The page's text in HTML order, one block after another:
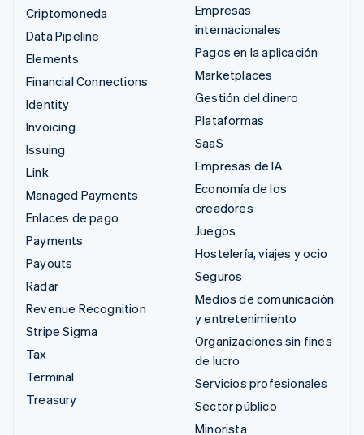
Criptomoneda
Data Pipeline
Elements
Financial Connections
Identity
Invoicing
Issuing
Link
Managed Payments
Enlaces de pago
Payments
Payouts
Radar
Revenue Recognition
Stripe Sigma
Tax
Terminal
Treasury
Empresas
internacionales
Pagos en la aplicación
Marketplaces
Gestión del dinero
Plataformas
SaaS
Empresas de IA
Economía de los
creadores
Juegos
Hostelería, viajes y ocio
Seguros
Medios de comunicación
y entretenimiento
Organizaciones sin fines
de lucro
Servicios profesionales
Sector público
Minorista